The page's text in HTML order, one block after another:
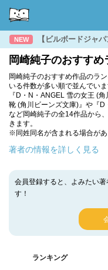
NEW 【ビルボードジャ
岡崎純子のおすすめ
岡崎純子のおすすめ作品のラ
いる件数が多い順で並んでいま
『D・N・ANGEL 雪の女王 (
靴 (角川ビーンズ文庫)』や『D
など岡崎純子の全14作品から
きます。
※同姓同名が含まれる場合があ
著者の情報を詳しく見る
会員登録すると、よみたい
す！
ランキング